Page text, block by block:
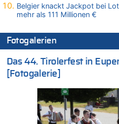
08.08.2026 - 08:00 von
AS Eupen: „Keiner weiß, wohin
08.08.2026 - 05:07 von
In Belgien missachten zwei von
08.08.2026 - 02:19 von Peter
In Belgien missachten zwei von
Tempolimit in 30er-Zonen –
08.08.2026 - 00:26 von klar zu
Mehrere Menschen in
Belgier knackt Jackpot bei
mehr als 111 Millionen €
Fotogalerien
Das 44. Tirolerfest in
[Fotogalerie]